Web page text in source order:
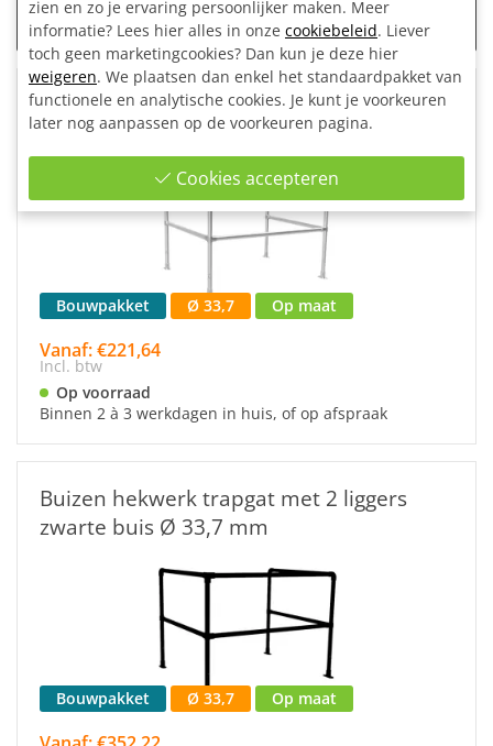
Binnen 3
Buizen hekwerk trapgat met 2 liggers
buis Ø 33,7 mm
Bouwpakket Ø 33,7 Op maat
Vanaf: €221,64
Incl. btw
Op voorraad
Binnen 2 à 3 werkdagen in huis, of op afspraak
Buizen hekwerk trapgat met 2 liggers
zwarte buis Ø 33,7 mm
Bouwpakket Ø 33,7 Op maat
zien en zo je ervaring persoonlijker maken. Meer
informatie? Lees hier alles in onze cookiebeleid. Liever
toch geen marketingcookies? Dan kun je deze hier
weigeren. We plaatsen dan enkel het standaardpakket van
functionele en analytische cookies. Je kunt je voorkeuren
later nog aanpassen op de voorkeuren pagina.
Cookies accepteren